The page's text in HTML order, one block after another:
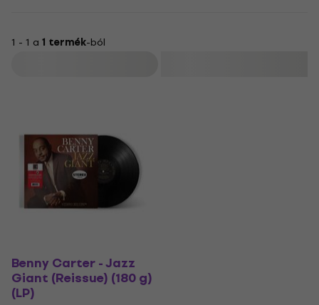
1 - 1 a 1 termék-ból
Benny Carter - Jazz
Giant (Reissue) (180 g)
(LP)